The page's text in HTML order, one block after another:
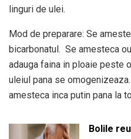
linguri de ulei.
Mod de preparare: Se
bicarbonatul. Se amesteca
adauga faina in ploaie peste
uleiul pana se
amesteca inca putin pana la
Bolile